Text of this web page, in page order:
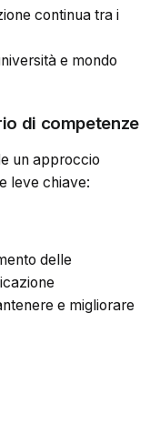
continua tra i
e mondo
di competenze
un approccio
leve chiave:
delle
e migliorare